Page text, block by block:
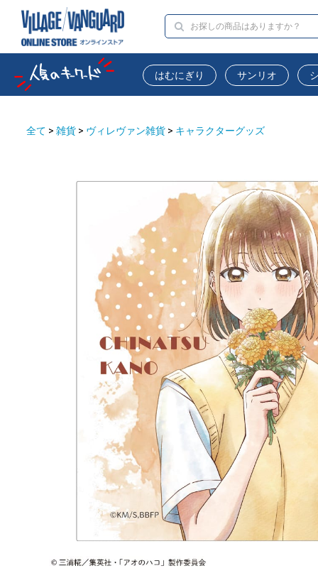
はむにぎり サンリオ
全て > 雑貨 > ヴィレヴァン雑貨 > キャラクターグッズ